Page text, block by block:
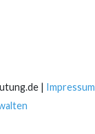
| Impressum